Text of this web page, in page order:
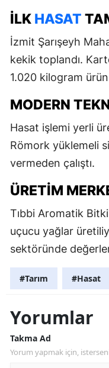
İLK HASAT
İzmit Şarışeyh
kekik toplandı.
1.020 kilogram
MODERN
Hasat işlemi yerli
Römork yüklemeli
vermeden çalıştı.
ÜRETIM
Tıbbi Aromatik
uçucu yağlar
sektöründe
#Tarım #Hasat
Yorumlar
Takma Ad
Yorum yapmak için,